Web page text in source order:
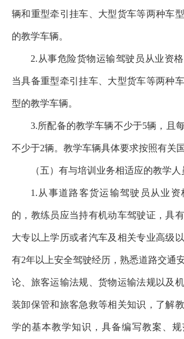
辆和重型牵引挂车、大型货车等两种车
的教学车辆。
2.从事危险货物运输驾驶员从业资
当具备重型牵引挂车、大型货车等两种
型的教学车辆。
3.所配备的教学车辆不少于5辆，且
不少于2辆。教学车辆具体要求按照有关
（五）有与培训业务相适应的教学人
1.从事道路客货运输驾驶员从业资
的，教练员应当持有机动车驾驶证，具
大专以上学历或者汽车及相关专业高级
有2年以上安全驾驶经历，熟悉道路交通
论、旅客运输法规、货物运输法规以及
装卸保管和旅客急救等相关知识，了解
学的基本教学知识，具备编写教案、